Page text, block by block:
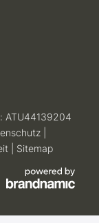
ATU44139204
Sitemap